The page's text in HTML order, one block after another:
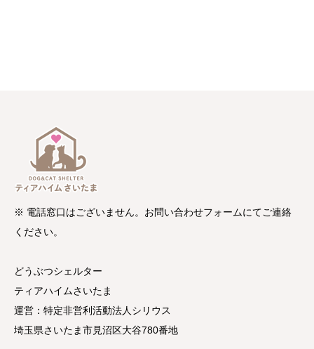
※ 電話窓口はございません。お問い合わせフォームにてご連絡
ください。
どうぶつシェルター
ティアハイムさいたま
運営：特定非営利活動法人シリウス
埼玉県さいたま市見沼区大谷780番地